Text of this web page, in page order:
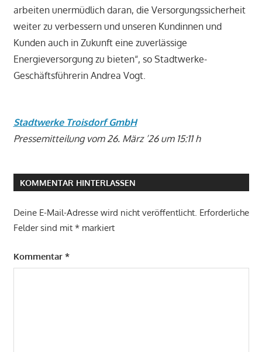
arbeiten unermüdlich daran, die Versorgungssicherheit
weiter zu verbessern und unseren Kundinnen und
Kunden auch in Zukunft eine zuverlässige
Energieversorgung zu bieten“, so Stadtwerke-
Geschäftsführerin Andrea Vogt.
Stadtwerke Troisdorf GmbH
Pressemitteilung vom 26. März ’26 um 15:11 h
KOMMENTAR HINTERLASSEN
Deine E-Mail-Adresse wird nicht veröffentlicht. Erforderliche
Felder sind mit *markiert
Kommentar *